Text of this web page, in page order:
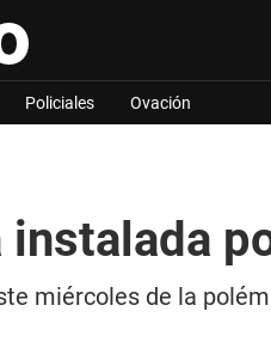
Policiales Ovación
miércoles de la